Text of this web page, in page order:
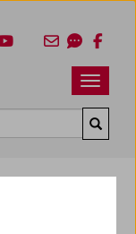
Navbar